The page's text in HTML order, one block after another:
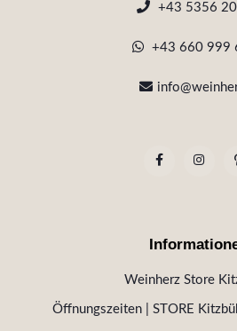
+43 5356
+43 660 999
Weinherz Store
Öffnungszeiten | STORE